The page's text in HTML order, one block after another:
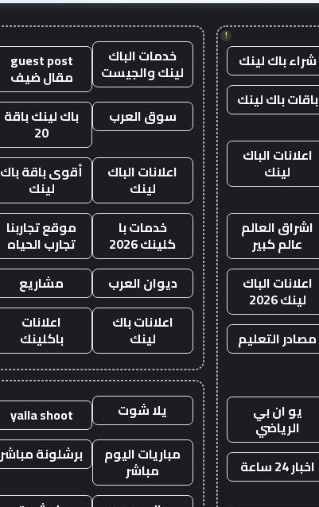
!
شراء باك لينك
باقات باك لينك
اعلانات الباك
لينك
اشراق العالم
عالم كبير
اعلانات الباك
لينك 2026
مصادر التعليم
يو ان بي
الرياضي
اخبار 24 ساعة
خدمات الباك
لينك والجيست guest post
مقال ضيف
سوق العرب
باك لينك باقة
20
اعلانات الباك
لينك
أقوى باقة باك
لينك
خدمات با
كلينك 2026
موقع تجاربنا
تجارب الحياه
ديوان العرب
مشاريع
اعلانات باك
لينك
اعلانات
باكلينك
يلا شوت
yalla shoot
مباريات اليوم
مباشر
برشلونة مباشر